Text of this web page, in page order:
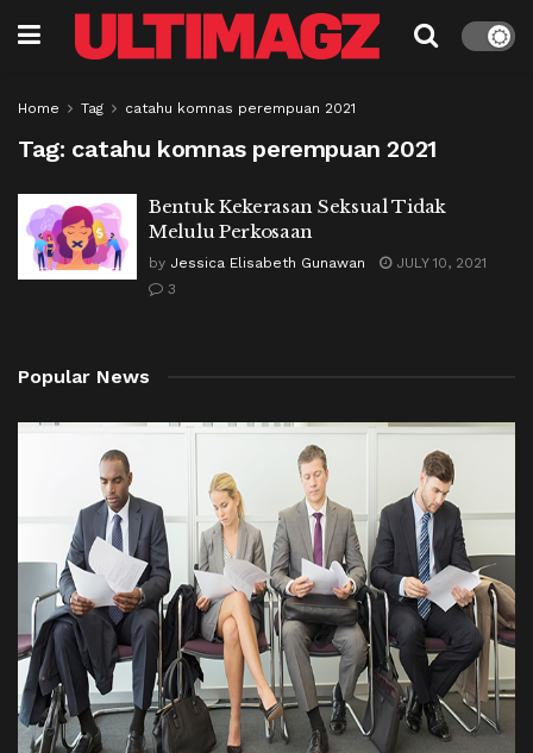
Home Tag catahu komnas perempuan 2021
Tag: catahu komnas perempuan 2021
Bentuk Kekerasan Seksual Tidak
Melulu Perkosaan
by Jessica Elisabeth Gunawan
JULY 10, 2021
3
Popular News